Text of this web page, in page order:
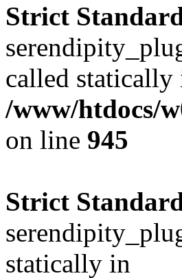
Strict
called statically
/www/htdocs/
on line 945
Strict
statically in